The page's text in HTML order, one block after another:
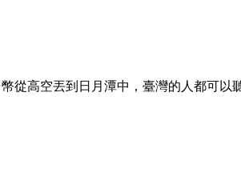
高空丟到日月潭中，臺灣的人都可以